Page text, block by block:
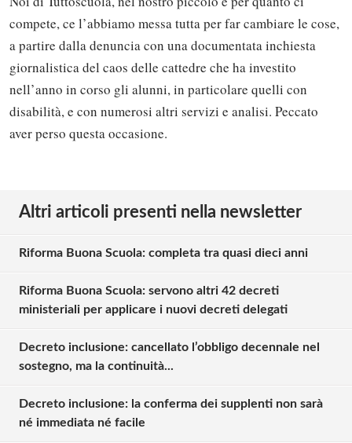
compete, ce l’abbiamo messa tutta per far cambiare le cose,
a partire dalla denuncia con una documentata inchiesta
giornalistica del caos delle cattedre che ha investito
nell’anno in corso gli alunni, in particolare quelli con
disabilità, e con numerosi altri servizi e analisi. Peccato
aver perso questa occasione.
Altri articoli presenti nella newsletter
Riforma Buona Scuola: completa tra quasi dieci anni
Riforma Buona Scuola: servono altri 42 decreti
ministeriali per applicare i nuovi decreti delegati
Decreto inclusione: cancellato l’obbligo decennale nel
sostegno, ma la continuità...
Decreto inclusione: la conferma dei supplenti non sarà
né immediata né facile